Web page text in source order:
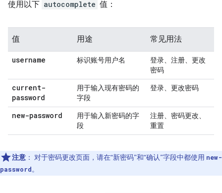
使用以下 autocomplete 值：
值 用途 常见用法
username 标识账号用户名
登录、注册、更改
密码
current-
password
用于输入现有密码的
字段
登录、更改密码
new-password
用于输入新密码的字
段
注册、密码更改、
重置
注意 ： 对于密码更改页面，请在“新密码”和“确认”字段中都使用 new-
password。